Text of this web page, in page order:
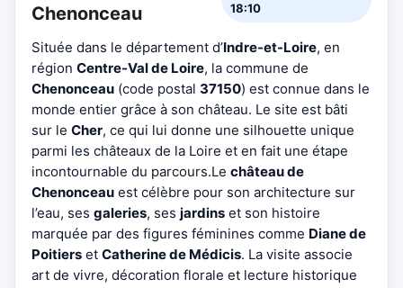
Chenonceau
18:10
Située dans le département d’Indre-et-Loire, en
région Centre-Val de Loire, la commune de
Chenonceau (code postal 37150) est connue dans le
monde entier grâce à son château. Le site est bâti
sur le Cher, ce qui lui donne une silhouette unique
parmi les châteaux de la Loire et en fait une étape
incontournable du parcours.Le château de
Chenonceau est célèbre pour son architecture sur
l’eau, ses galeries, ses jardins et son histoire
marquée par des figures féminines comme Diane de
Poitiers et Catherine de Médicis. La visite associe
art de vivre, décoration florale et lecture historique